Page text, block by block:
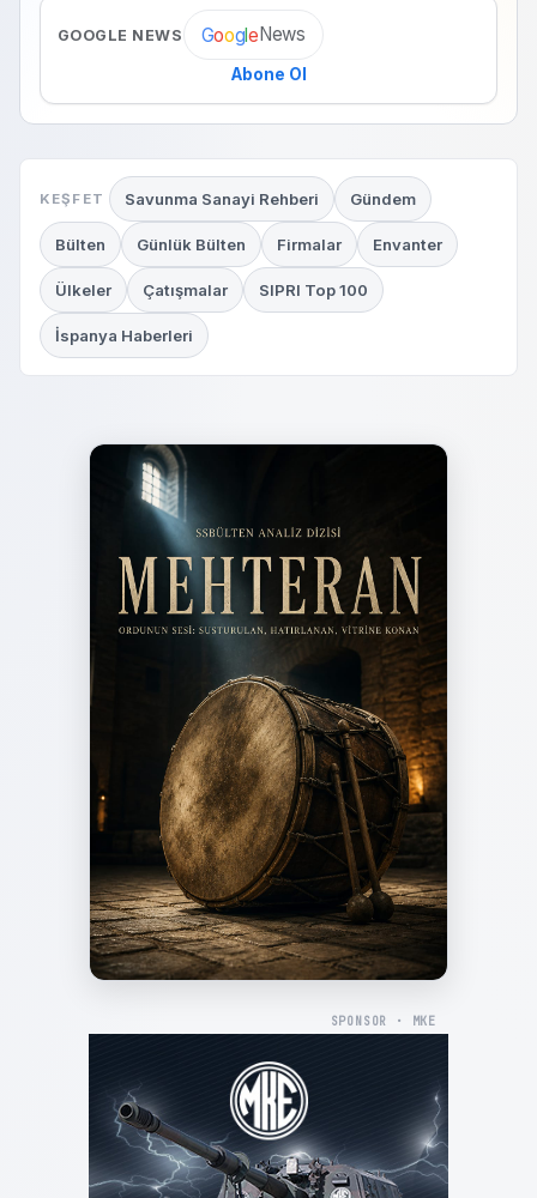
GOOGLE NEWS GoogleNews
Abone Ol
KEŞFET Savunma Sanayi Rehberi Gündem
Bülten Günlük Bülten Firmalar Envanter
Ülkeler Çatışmalar SIPRI Top 100
İspanya Haberleri
SPONSOR · MKE